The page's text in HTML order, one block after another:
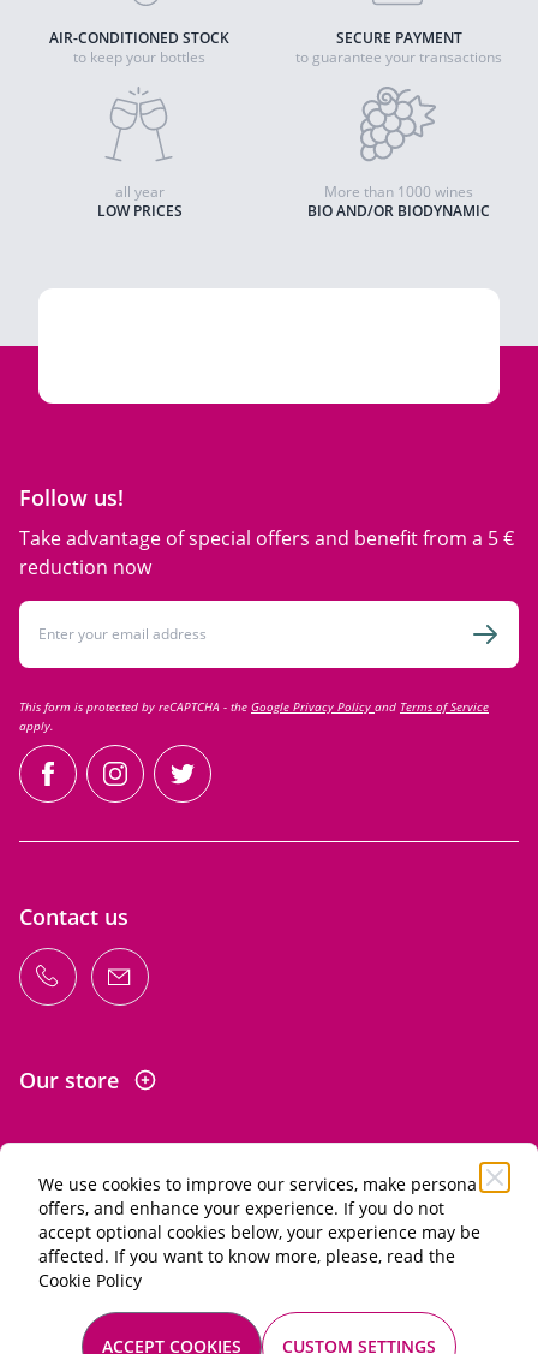
We use cookies to improve our services, make personal
offers, and enhance your experience. If you do not
accept optional cookies below, your experience may be
affected. If you want to know more, please, read the
Cookie Policy
ACCEPT COOKIES CUSTOM SETTINGS
AIR-CONDITIONED STOCK
to keep your bottles
SECURE PAYMENT
to guarantee your transactions
LOW PRICES
all year
BIO AND/OR BIODYNAMIC
More than 1000 wines
Follow us!
Take advantage of special offers and benefit from a 5 €
reduction now
Email Address
This form is protected by reCAPTCHA - the Google Privacy Policy and Terms of Service
apply.
facebookinstagramtwitter
Contact us
Our store
Information
Alcohol abuse is dangerous for your health. Drink in
General terms of sale